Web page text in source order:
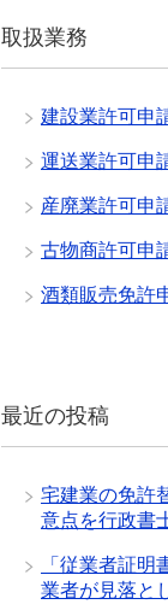
取扱業務
建設業許可申
運送業許可申
産廃業許可申
古物商許可申
酒類販売免許
最近の投稿
宅建業の免許
意点を行政書
「従業者証
業者が見落と